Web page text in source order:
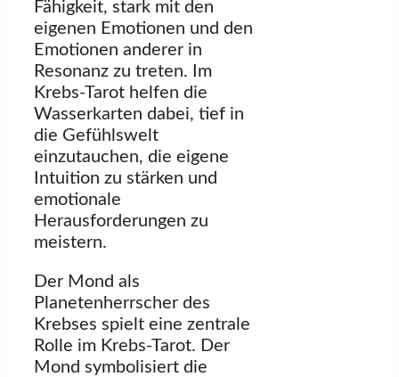
Fähigkeit, stark mit den
eigenen Emotionen und den
Emotionen anderer in
Resonanz zu treten. Im
Krebs-Tarot helfen die
Wasserkarten dabei, tief in
die Gefühlswelt
einzutauchen, die eigene
Intuition zu stärken und
emotionale
Herausforderungen zu
meistern.
Der Mond als
Planetenherrscher des
Krebses spielt eine zentrale
Rolle im Krebs-Tarot. Der
Mond symbolisiert die